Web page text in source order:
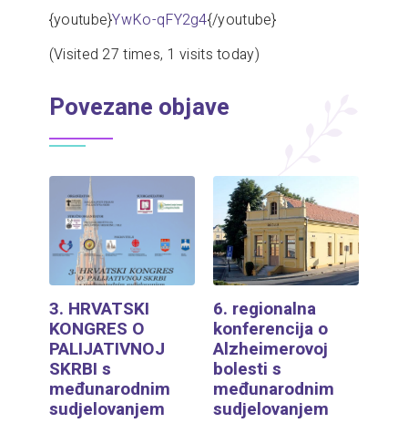
{youtube}YwKo-qFY2g4{/youtube}
(Visited 27 times, 1 visits today)
Povezane objave
3. HRVATSKI
KONGRES O
PALIJATIVNOJ
SKRBI s
međunarodnim
sudjelovanjem
6. regionalna
konferencija o
Alzheimerovoj
bolesti s
međunarodnim
sudjelovanjem